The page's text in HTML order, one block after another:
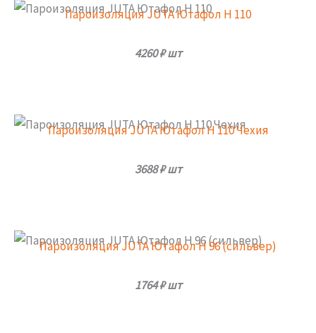
Пароизоляция JUTA Ютафол Н 110
4260 ₽ шт
Пароизоляция JUTA Ютафол Н 110 Чехия
3688 ₽ шт
Пароизоляция JUTA Ютафол Н 96 (сильвер)
1764 ₽ шт